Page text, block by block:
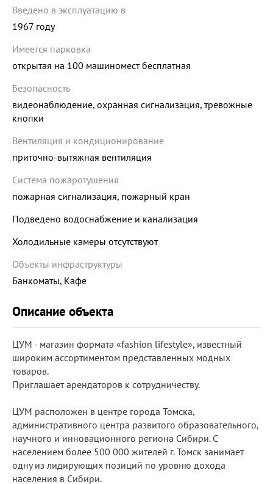
Введено в эксплуатацию в
1967 году
Имеется парковка
открытая на 100 машиномест бесплатная
Безопасность
видеонаблюдение, охранная сигнализация, тревожные
кнопки
Вентиляция и кондиционирование
приточно-вытяжная вентиляция
Система пожаротушения
пожарная сигнализация, пожарный кран
Подведено водоснабжение и канализация
Холодильные камеры отсутствуют
Объекты инфраструктуры
Банкоматы, Кафе
Описание объекта
ЦУМ - магазин формата «fashion lifestyle», известный
широким ассортиментом представленных модных
товаров.
Приглашает арендаторов к сотрудничеству.
ЦУМ расположен в центре города Томска,
административного центра развитого образовательного,
научного и инновационного региона Сибири. С
населением более 500 000 жителей г. Томск занимает
одну из лидирующих позиций по уровню дохода
населения в Сибири.